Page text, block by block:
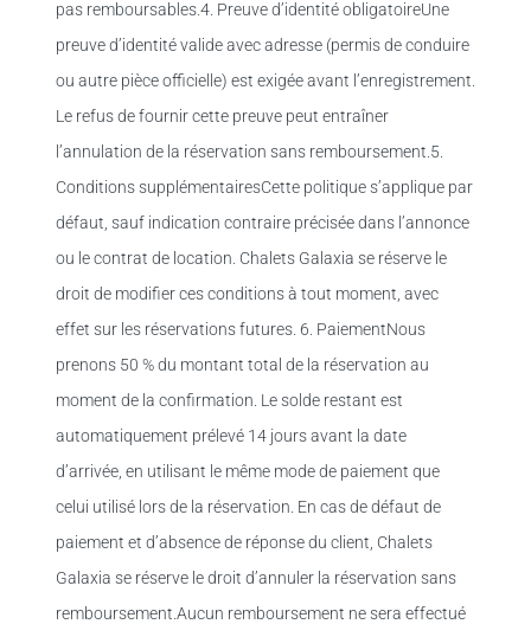
pas remboursables.4. Preuve d’identité obligatoireUne
preuve d’identité valide avec adresse (permis de conduire
ou autre pièce officielle) est exigée avant l’enregistrement.
Le refus de fournir cette preuve peut entraîner
l’annulation de la réservation sans remboursement.5.
Conditions supplémentairesCette politique s’applique par
défaut, sauf indication contraire précisée dans l’annonce
ou le contrat de location. Chalets Galaxia se réserve le
droit de modifier ces conditions à tout moment, avec
effet sur les réservations futures. 6. PaiementNous
prenons 50 % du montant total de la réservation au
moment de la confirmation. Le solde restant est
automatiquement prélevé 14 jours avant la date
d’arrivée, en utilisant le même mode de paiement que
celui utilisé lors de la réservation. En cas de défaut de
paiement et d’absence de réponse du client, Chalets
Galaxia se réserve le droit d’annuler la réservation sans
remboursement.Aucun remboursement ne sera effectué